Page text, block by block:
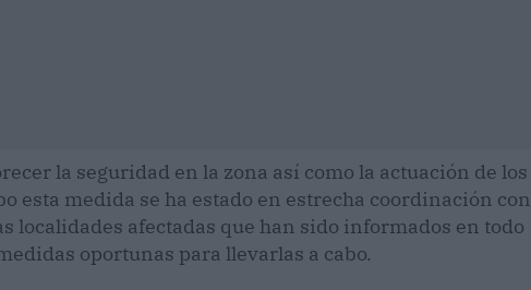
la seguridad en la zona así como la actuación de los
esta medida se ha estado en estrecha coordinación con
localidades afectadas que han sido informados en todo
oportunas para llevarlas a cabo.